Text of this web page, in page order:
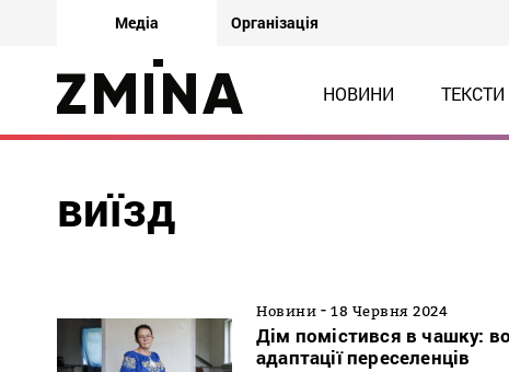
Медіа Організація
НОВИНИ ТЕКСТИ
виїзд
Новини - 18 Червня 2024
Дім помістився в чашку:
адаптації переселенців